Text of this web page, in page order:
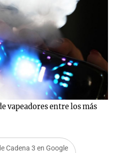
vapeadores entre los más
Cadena 3 en Google